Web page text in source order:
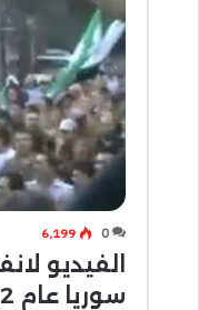
0 6٬199
الفيديو